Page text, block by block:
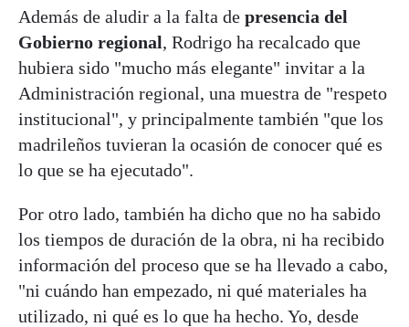
Además de aludir a la falta de presencia del
Gobierno regional, Rodrigo ha recalcado que
hubiera sido "mucho más elegante" invitar a la
Administración regional, una muestra de "respeto
institucional", y principalmente también "que los
madrileños tuvieran la ocasión de conocer qué es
lo que se ha ejecutado".
Por otro lado, también ha dicho que no ha sabido
los tiempos de duración de la obra, ni ha recibido
información del proceso que se ha llevado a cabo,
"ni cuándo han empezado, ni qué materiales ha
utilizado, ni qué es lo que ha hecho. Yo, desde